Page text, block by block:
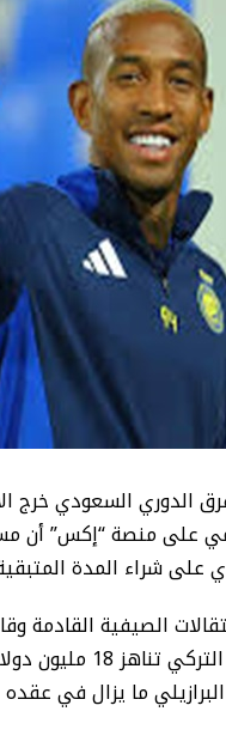
الدوري السعودي خرج
على منصة “إكس” أن
شراء المدة
الصيفية القادمة
قيمة صفقة